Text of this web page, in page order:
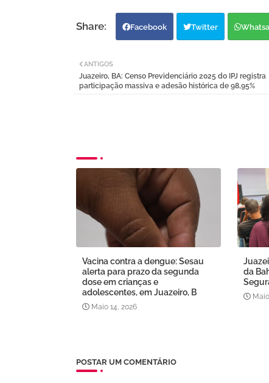
Facebook Twitter
ANTIGOS
Juazeiro, BA: Censo Previdenciário 2025 do IPJ registra
participação massiva e adesão histórica de 98,95%
Vacina contra a dengue: Sesau
alerta para prazo da segunda
dose em crianças e
adolescentes, em Juazeiro, B
Maio 14, 2026
da
POSTAR UM COMENTÁRIO